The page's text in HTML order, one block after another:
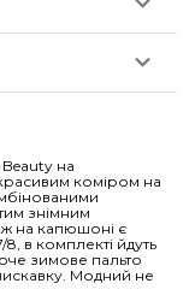
на
коміром на
знімним
на капюшоні є
в комплекті йдуть
зимове пальто
Модний не